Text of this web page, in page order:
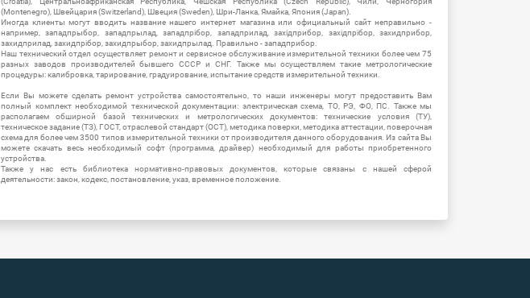
(Montenegro), Швейцария (Switzerland), Швеция (Sweden), Шри-Ланка, Ямайка, Япония (Japan).
Иногда клиенты могут вводить название нашего интернет магазина или официальный сайт неправильно -
например, западпрыбор, западпрылад, западпрібор, западприлад, західприбор, західпрібор, захидприбор,
захидприлад, захидпрібор, захидпрыбор, захидпрылад. Правильно - западприбор.
Наш технический отдел осуществляет ремонт и сервисное обслуживание измерительной техники более чем 75
разных заводов производителей бывшего СССР и СНГ. Также мы осуществляем такие метрологические
процедуры: калибровка, тарирование, градуирование, испытание средств измерительной техники.
Если Вы можете сделать ремонт устройства самостоятельно, то наши инженеры могут предоставить Вам
полный комплект необходимой технической документации: электрическая схема, ТО, РЭ, ФО, ПС. Также мы
располагаем обширной базой технических и метрологических документов: технические условия (ТУ),
техническое задание (ТЗ), ГОСТ, отраслевой стандарт (ОСТ), методика поверки, методика аттестации, поверочная
схема для более чем 3500 типов измерительной техники от производителя данного оборудования. Из сайта Вы
можете скачать весь необходимый софт (программа, драйвер) необходимый для работы приобретенного
устройства.
Также у нас есть библиотека нормативно-правовых документов, которые связаны с нашей сферой
деятельности: закон, кодекс, постановление, указ, временное положение.